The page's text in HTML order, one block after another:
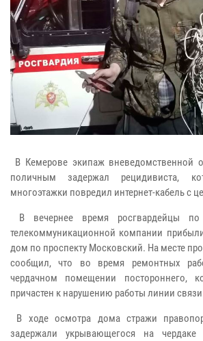
В Кемерове экипаж вневедомственной
поличным задержал рецидивиста,
многоэтажки повредил интернет-кабель с
В вечернее время росгвардейцы по
телекоммуникационной компании
дом по проспекту Московский. На месте
сообщил, что во время ремонтных
чердачном помещении постороннего,
причастен к нарушению работы линии
В ходе осмотра дома стражи
задержали укрывающегося на